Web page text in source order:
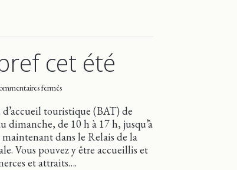
cet été
ferméssur
en
bref
cet
été
touristique (BAT) de
de 10 h à 17 h, jusqu’à
dans le Relais de la
Vous pouvez y être accueillis et
et attraits….